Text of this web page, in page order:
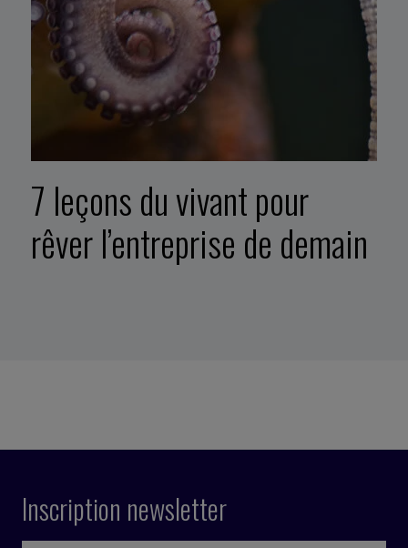
7 leçons du vivant pour
rêver l’entreprise de demain
Inscription newsletter